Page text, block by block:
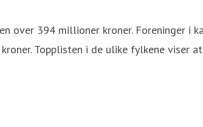
394 millioner kroner. Foreninger i
Topplisten i de ulike fylkene viser